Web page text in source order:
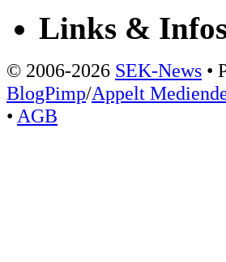
Links &
© 2006-2026 SEK-News •
BlogPimp/Appelt
• AGB